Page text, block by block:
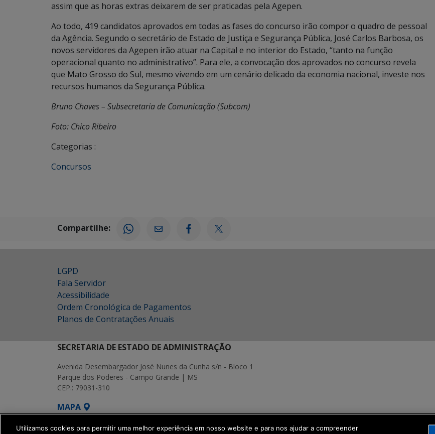
assim que as horas extras deixarem de ser praticadas pela Agepen.
Ao todo, 419 candidatos aprovados em todas as fases do concurso irão compor o quadro de pessoal
da Agência. Segundo o secretário de Estado de Justiça e Segurança Pública, José Carlos Barbosa, os
novos servidores da Agepen irão atuar na Capital e no interior do Estado, “tanto na função
operacional quanto no administrativo”. Para ele, a convocação dos aprovados no concurso revela
que Mato Grosso do Sul, mesmo vivendo em um cenário delicado da economia nacional, investe nos
recursos humanos da Segurança Pública.
Bruno Chaves – Subsecretaria de Comunicação (Subcom)
Foto: Chico Ribeiro
Categorias :
Concursos
Compartilhe:
LGPD
Fala Servidor
Acessibilidade
Ordem Cronológica de Pagamentos
Planos de Contratações Anuais
SECRETARIA DE ESTADO DE ADMINISTRAÇÃO
Avenida Desembargador José Nunes da Cunha s/n - Bloco 1
Parque dos Poderes - Campo Grande | MS
CEP.: 79031-310
MAPA
SETDIG | Secretaria-Executiva de Transformação Digital
Utilizamos cookies para permitir uma melhor experiência em nosso website e para nos ajudar a compreender